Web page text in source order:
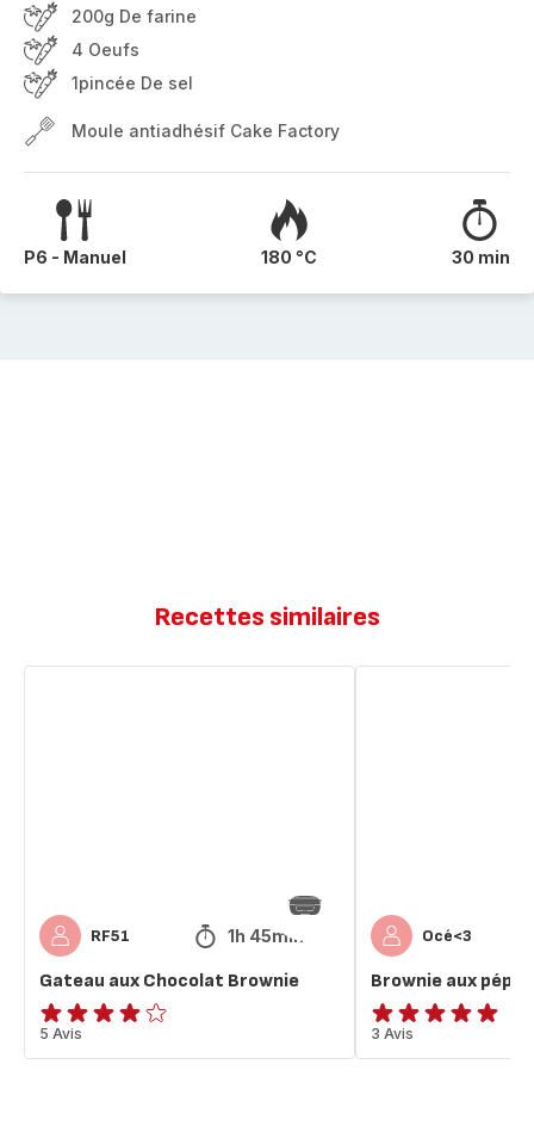
200g De farine
4 Oeufs
1pincée De sel
Moule antiadhésif Cake Factory
P6 - Manuel 180 °C 30 min
Recettes similaires
RF51 1h 45min
Gateau aux Chocolat Brownie
Avis
4
5 Avis
Océ<3
Brownie aux
Avis
5
3 Avis